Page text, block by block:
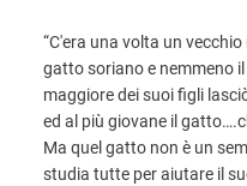
“C'era una volta un
gatto soriano e nemmeno
maggiore dei suoi figli
ed al più giovane il
Ma quel gatto non è un
studia tutte per aiutare il